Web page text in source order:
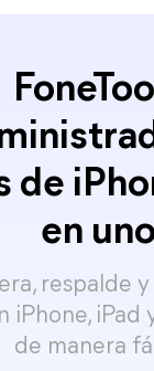
de
en uno
respalde
iPhone, iPad
de manera